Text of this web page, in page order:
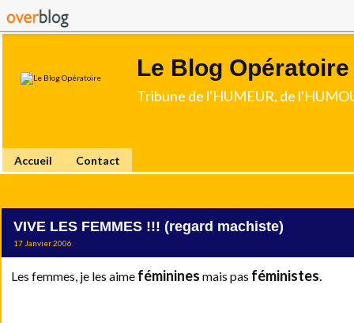
Le Blog Opératoire
Tribune de l'HUMEUR, de
Accueil Contact
VIVE LES FEMMES !!! (regard machiste)
17 Janvier 2006
Les femmes, je les aime féminines mais pas féministes.